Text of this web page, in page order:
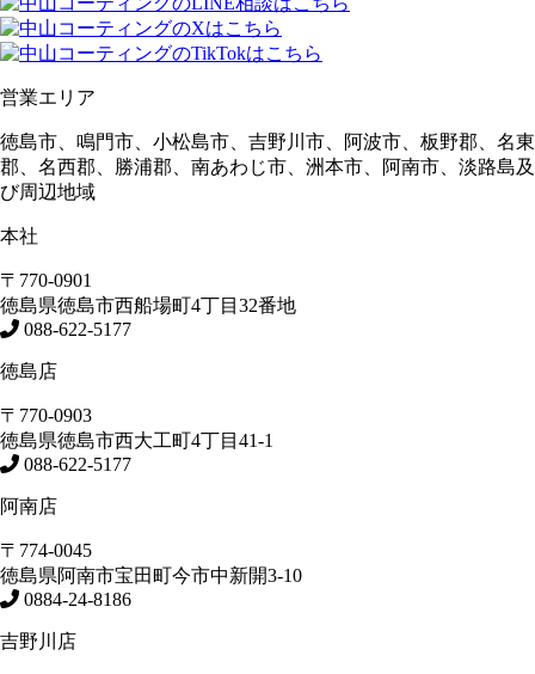
営業エリア
徳島市、鳴門市、小松島市、吉野川市、阿波市、板野郡、名東
郡、名西郡、勝浦郡、南あわじ市、洲本市、阿南市、淡路島及
び周辺地域
本社
〒770-0901
徳島県徳島市西船場町4丁目32番地
088-622-5177
徳島店
〒770-0903
徳島県徳島市西大工町4丁目41-1
088-622-5177
阿南店
〒774-0045
徳島県阿南市宝田町今市中新開3-10
0884-24-8186
吉野川店